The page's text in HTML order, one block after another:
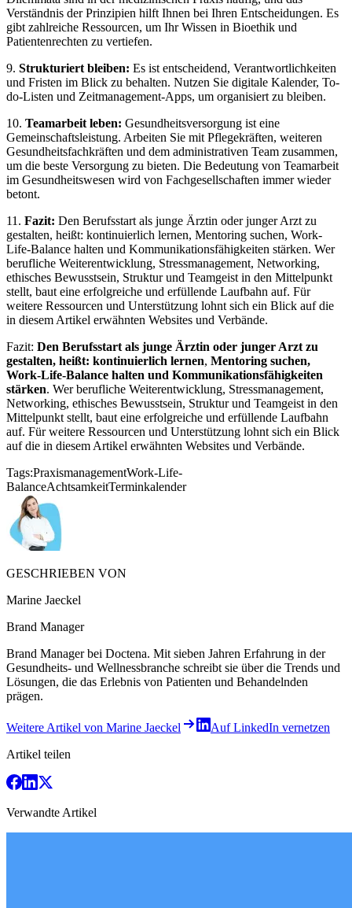
Verständnis der Prinzipien hilft Ihnen bei Ihren Entscheidungen. Es
gibt zahlreiche Ressourcen, um Ihr Wissen in Bioethik und
Patientenrechten zu vertiefen.
9. Strukturiert bleiben: Es ist entscheidend, Verantwortlichkeiten
und Fristen im Blick zu behalten. Nutzen Sie digitale Kalender, To-
do-Listen und Zeitmanagement-Apps, um organisiert zu bleiben.
10. Teamarbeit leben: Gesundheitsversorgung ist eine
Gemeinschaftsleistung. Arbeiten Sie mit Pflegekräften, weiteren
Gesundheitsfachkräften und dem administrativen Team zusammen,
um die beste Versorgung zu bieten. Die Bedeutung von Teamarbeit
im Gesundheitswesen wird von Fachgesellschaften immer wieder
betont.
11. Fazit: Den Berufsstart als junge Ärztin oder junger Arzt zu
gestalten, heißt: kontinuierlich lernen, Mentoring suchen, Work-
Life-Balance halten und Kommunikationsfähigkeiten stärken. Wer
berufliche Weiterentwicklung, Stressmanagement, Networking,
ethisches Bewusstsein, Struktur und Teamgeist in den Mittelpunkt
stellt, baut eine erfolgreiche und erfüllende Laufbahn auf. Für
weitere Ressourcen und Unterstützung lohnt sich ein Blick auf die
in diesem Artikel erwähnten Websites und Verbände.
Fazit: Den Berufsstart als junge Ärztin oder junger Arzt zu
gestalten, heißt: kontinuierlich lernen, Mentoring suchen,
Work-Life-Balance halten und Kommunikationsfähigkeiten
stärken. Wer berufliche Weiterentwicklung, Stressmanagement,
Networking, ethisches Bewusstsein, Struktur und Teamgeist in den
Mittelpunkt stellt, baut eine erfolgreiche und erfüllende Laufbahn
auf. Für weitere Ressourcen und Unterstützung lohnt sich ein Blick
auf die in diesem Artikel erwähnten Websites und Verbände.
Tags:PraxismanagementWork-Life-
BalanceAchtsamkeitTerminkalender
GESCHRIEBEN VON
Marine Jaeckel
Brand Manager
Brand Manager bei Doctena. Mit sieben Jahren Erfahrung in der
Gesundheits- und Wellnessbranche schreibt sie über die Trends und
Lösungen, die das Erlebnis von Patienten und Behandelnden
prägen.
Weitere Artikel von Marine Jaeckel
Auf LinkedIn vernetzen
Artikel teilen
Verwandte Artikel